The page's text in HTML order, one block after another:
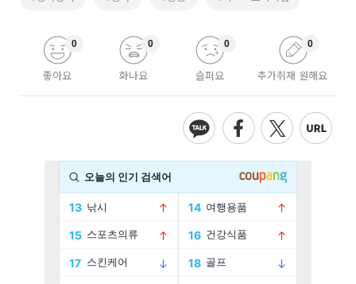
좋아요
0
화나요
0
슬퍼요
0
추가취재 원해요
0